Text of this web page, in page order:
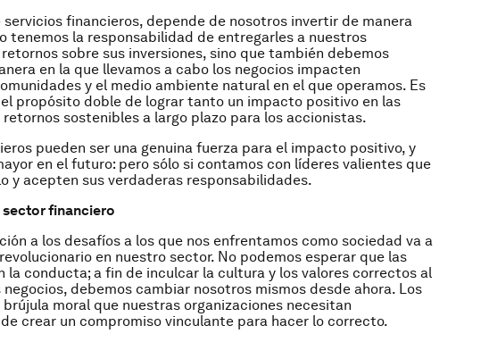
servicios financieros, depende de nosotros invertir de manera
tenemos la responsabilidad de entregarles a nuestros
sobre sus inversiones, sino que también debemos
en la que llevamos a cabo los negocios impacten
y el medio ambiente natural en el que operamos. Es
propósito doble de lograr tanto un impacto positivo en las
sostenibles a largo plazo para los accionistas.
pueden ser una genuina fuerza para el impacto positivo, y
en el futuro: pero sólo si contamos con líderes valientes que
y acepten sus verdaderas responsabilidades.
financiero
a los desafíos a los que nos enfrentamos como sociedad va a
en nuestro sector. No podemos esperar que las
la conducta; a fin de inculcar la cultura y los valores correctos al
debemos cambiar nosotros mismos desde ahora. Los
moral que nuestras organizaciones necesitan
crear un compromiso vinculante para hacer lo correcto.